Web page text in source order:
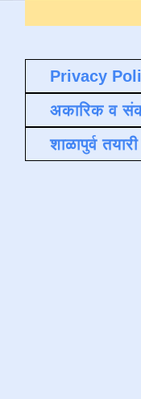
Privacy
अकारिक व
शाळापुर्व